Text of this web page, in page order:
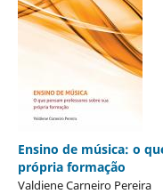
Ensino de música: o
própria formação
Valdiene Carneiro Pereira